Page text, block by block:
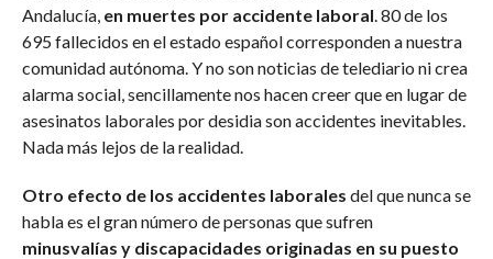
Andalucía, en muertes por accidente laboral. 80 de los
695 fallecidos en el estado español corresponden a nuestra
comunidad autónoma. Y no son noticias de telediario ni crea
alarma social, sencillamente nos hacen creer que en lugar de
asesinatos laborales por desidia son accidentes inevitables.
Nada más lejos de la realidad.
Otro efecto de los accidentes laborales del que nunca se
habla es el gran número de personas que sufren
minusvalías y discapacidades originadas en su puesto